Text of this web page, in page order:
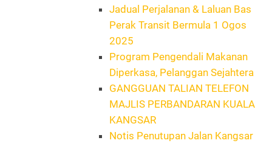
Jadual Perjalanan & Laluan Bas
Perak Transit Bermula 1 Ogos
2025
Program Pengendali Makanan
Diperkasa, Pelanggan Sejahtera
GANGGUAN TALIAN TELEFON
MAJLIS PERBANDARAN KUALA
KANGSAR
Notis Penutupan Jalan Kangsar